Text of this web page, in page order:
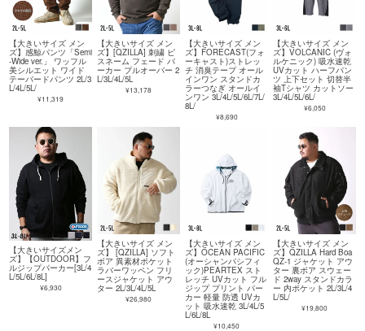
【大きいサイズ メン
ズ】感鯨パンツ「Semi
-Wide ver.」 ワッフル
美シルエット ワイド
テーパードパンツ 2L/3
L/4L/5L/
¥11,319
【大きいサイズ メン
ズ】[QZILLA] 刺繍 ピ
スネーム フェード パ
ーカー プルオーバー 2
L/3L/4L/5L
¥13,178
【大きいサイズ メン
ズ】FORECAST(フォ
ーキャスト)ストレッ
チ 消臭テープ オール
インワン スタンドカ
ラーつなぎ オールイ
ンワン 3L/4L/5L/6L/7L/
8L/
¥8,690
【大きいサイズ メン
ズ】VOLCANIC (ヴォ
ルケニック) 吸水速乾
UVカット ハーフパン
ツ 上下セット 切替半
袖Tシャツ カットソー
3L/4L/5L/6L/
¥6,050
【大きいサイズメン
ズ】【OUTDOOR】フ
ルジップパーカー[3L/4
L/5L/6L/8L]
¥6,930
【大きいサイズ メン
ズ】 [QZILLA] ソフト
ボア 異素材ポケット
ラバーワッペン フリ
ースジャケット アウ
ター 2L/3L/4L/5L
¥26,980
【大きいサイズ メン
ズ】OCEAN PACIFIC
(オーシャンパシフィ
ック)PEARTEX スト
レッチ UVカット フル
ジップ プリント パー
カー 軽量 防透 UVカ
ット 吸水速乾 3L/4L/5
L/6L/8L
¥10,450
【大きいサイズ メン
ズ】QZILLA Hard Boa
QZ-1 ジャケット アウ
ター 裏ボア スウェー
ド 2way スタンドカラ
ー 内ポケット 2L/3L/4
L/5L/
¥19,800